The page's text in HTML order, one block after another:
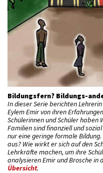
Bildungsfern? Bildungs-
In dieser Serie berichten
Eylem Emir von ihren
Schülerinnen und Schüler haben
Familien sind finanziell und
nur eine geringe formale
aus? Wie wirkt er sich auf den
Lehrkräfte machen, um ihre
analysieren Emir und Brosche in
Übersicht.